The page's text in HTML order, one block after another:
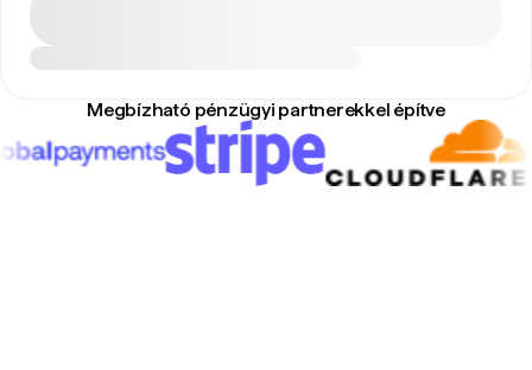
Megbízható pénzügyi partnerekkel építve